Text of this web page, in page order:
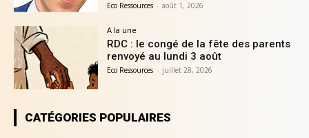
Eco Ressources - août 1, 2026
A la une
RDC : le congé de la fête des parents
renvoyé au lundi 3 août
Eco Ressources - juillet 28, 2026
CATÉGORIES POPULAIRES